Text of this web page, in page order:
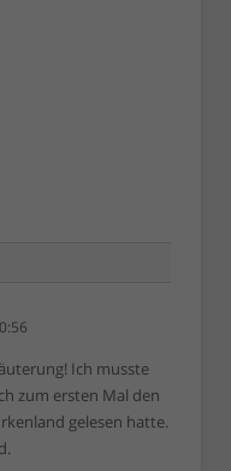
Ich musste
zum ersten Mal den
gelesen hatte.